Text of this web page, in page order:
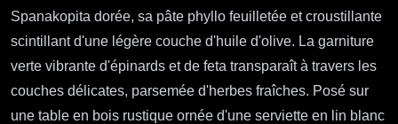
Spanakopita dorée, sa pâte phyllo feuilletée et croustillante
scintillant d'une légère couche d'huile d'olive. La garniture
verte vibrante d'épinards et de feta transparaît à travers les
couches délicates, parsemée d'herbes fraîches. Posé sur
une table en bois rustique ornée d'une serviette en lin blanc